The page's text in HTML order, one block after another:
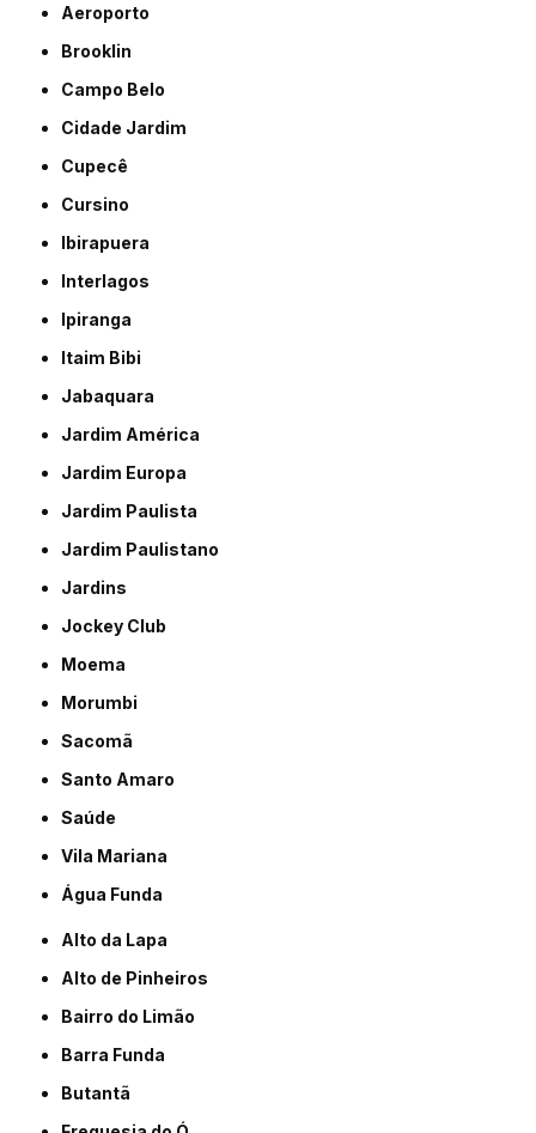
Aeroporto
Brooklin
Campo Belo
Cidade Jardim
Cupecê
Cursino
Ibirapuera
Interlagos
Ipiranga
Itaim Bibi
Jabaquara
Jardim América
Jardim Europa
Jardim Paulista
Jardim Paulistano
Jardins
Jockey Club
Moema
Morumbi
Sacomã
Santo Amaro
Saúde
Vila Mariana
Água Funda
Alto da Lapa
Alto de Pinheiros
Bairro do Limão
Barra Funda
Butantã